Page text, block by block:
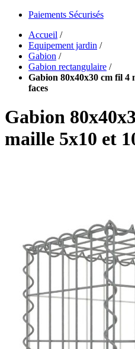
Paiements Sécurisés
Accueil /
Equipement jardin /
Gabion /
Gabion rectangulaire /
Gabion 80x40x30 cm fil 4
faces
Gabion
maille 5x10 et